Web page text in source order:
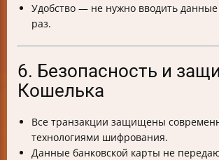
Удобство — не нужно вводить
раз.
6. Безопасность и
Кошелька
Все транзакции защищены
технологиями шифрования.
Данные банковской карты не